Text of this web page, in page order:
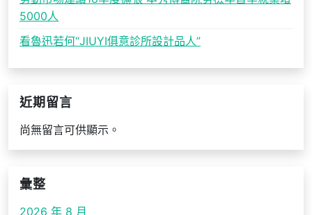
5000人
看魯迅若何“JIUYI俱意診所設計品人”
近期留言
尚無留言可供顯示。
彙整
2026 年 8 月